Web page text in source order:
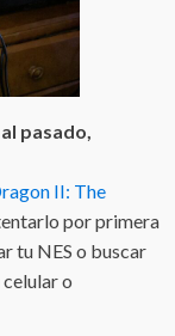
pasado,
II: The
por primera
tu NES o buscar
celular o